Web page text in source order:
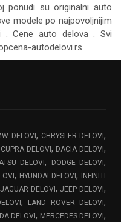
ponudi su originalni auto
modele po najpovoljnijim
. Cene auto delova . Svi
autodelovi.rs
DELOVI , CHRYSLER DELOVI ,
CUPRA DELOVI , DACIA DELOVI ,
DELOVI, DODGE DELOVI,
, HYUNDAI DELOVI ,
INFINITI
JAGUAR DELOVI ,JEEP DELOVI ,
, LAND ROVER DELOVI ,
DELOVI , MERCEDES DELOVI,